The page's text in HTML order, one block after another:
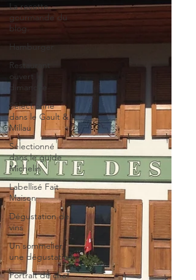
La recette
gourmande du
blog.
Hamburger
Restaurant
ouvert le
dimanche
Sélectionné
dans le Gault &
Millau
Sélectionné
dans le guide
Michelin
Labellisé Fait
Maison
Dégustation de
vins
Un sommelier,
une dégustation
Portrait de chef